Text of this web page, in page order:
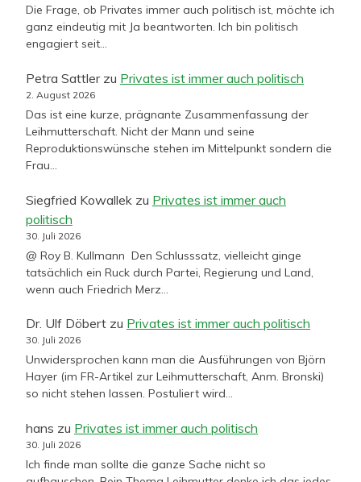
Die Frage, ob Privates immer auch politisch ist, möchte ich
ganz eindeutig mit Ja beantworten. Ich bin politisch
engagiert seit…
Petra Sattlerzu Privates ist immer auch politisch
2. August 2026
Das ist eine kurze, prägnante Zusammenfassung der
Leihmutterschaft. Nicht der Mann und seine
Reproduktionswünsche stehen im Mittelpunkt sondern die
Frau…
Siegfried Kowallek zu Privates ist immer auch
politisch
30. Juli 2026
@ Roy B. Kullmann Den Schlusssatz, vielleicht ginge
tatsächlich ein Ruck durch Partei, Regierung und Land,
wenn auch Friedrich Merz…
Dr. Ulf Döbert zu Privates ist immer auch politisch
30. Juli 2026
Unwidersprochen kann man die Ausführungen von Björn
Hayer (im FR-Artikel zur Leihmutterschaft, Anm. Bronski)
so nicht stehen lassen. Postuliert wird…
hans zu Privates ist immer auch politisch
30. Juli 2026
Ich finde man sollte die ganze Sache nicht so